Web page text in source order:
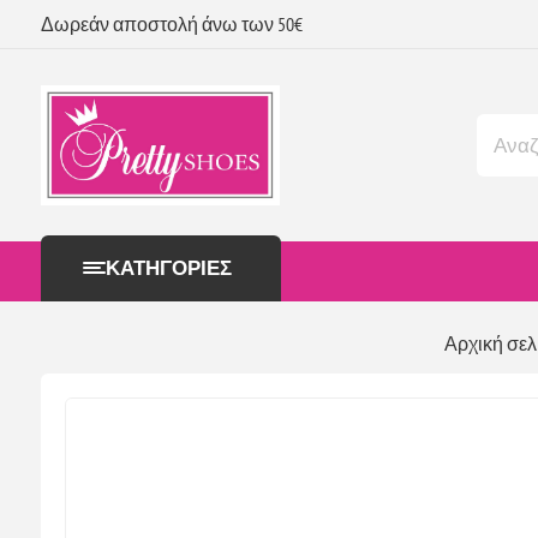
Δωρεάν αποστολή άνω των 50€
ΚΑΤΗΓΟΡΊΕΣ
Αρχική